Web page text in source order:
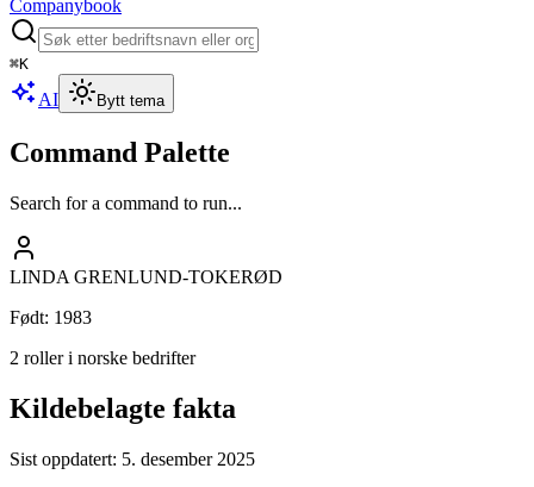
Companybook
⌘K
AI Bytt tema
Command Palette
Search for a command to run...
LINDA GRENLUND-TOKERØD
Født: 1983
2 roller i norske bedrifter
Kildebelagte fakta
Sist oppdatert: 5. desember 2025